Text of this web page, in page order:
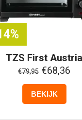
TZS First Austria
Mini Oven
- Zwart
€79,95€68,36
BEKIJK